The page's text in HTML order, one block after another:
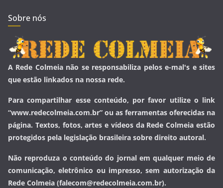
Sobre nós
A Rede Colmeia não se responsabiliza pelos e-mal's e sites
que estão linkados na nossa rede.
Para compartilhar esse conteúdo, por favor utilize o link
“www.redecolmeia.com.br” ou as ferramentas oferecidas na
página. Textos, fotos, artes e vídeos da Rede Colmeia estão
protegidos pela legislação brasileira sobre direito autoral.
Não reproduza o conteúdo do jornal em qualquer meio de
comunicação, eletrônico ou impresso, sem autorização da
Rede Colmeia (falecom@redecolmeia.com.br).